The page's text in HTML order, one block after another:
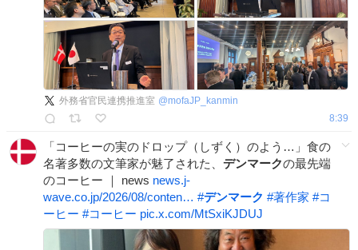
外務省官民連携推進室 @mofaJP_kanmin
8:39
「コーヒーの実のドロップ（しずく）のよう…」食の
名著多数の文筆家が魅了された、 デンマークの最先端
のコーヒー ｜ news news.j-
wave.co.jp/2026/08/conten… #デンマーク #著作家 #コ
ーヒー #コーヒー pic.x.com/MtSxiKJDUJ